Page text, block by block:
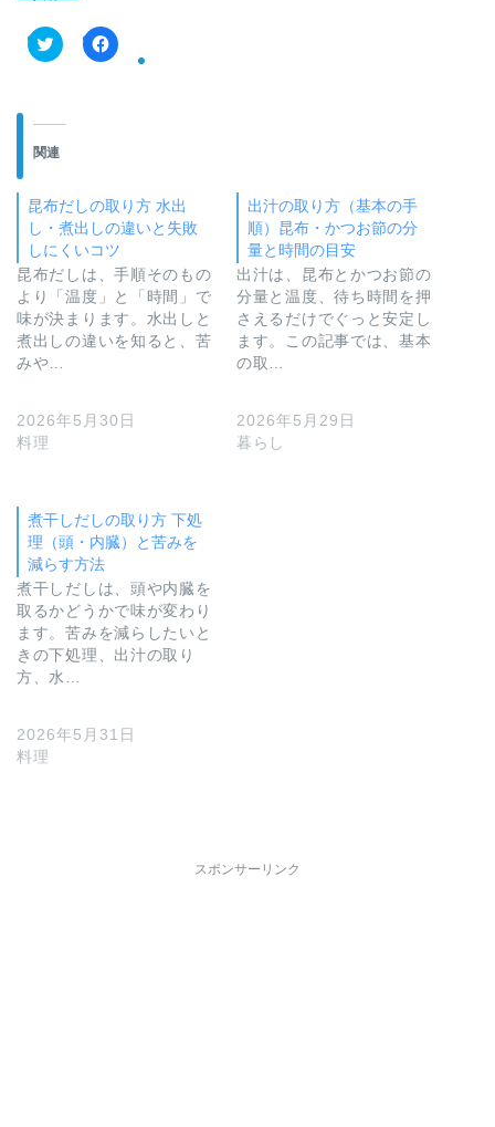
ク
T
w
t
e
r
で
共
有
(
新
し
い
ウ
ィ
ン
で
開
き
F
有
す
る
に
は
ク
リ
ッ
ク
し
て
(
新
ド
ウ
で
開
き
ま
す
)
関連
昆布だしの取り方 水出
し・煮出しの違いと失敗
しにくいコツ
昆布だしは、手順そのもの
より「温度」と「時間」で
味が決まります。水出しと
煮出しの違いを知ると、苦
みや…
2026年5月30日
料理
出汁の取り方（基本の手
順）昆布・かつお節の分
量と時間の目安
出汁は、昆布とかつお節の
分量と温度、待ち時間を押
さえるだけでぐっと安定し
ます。この記事では、基本
の取…
2026年5月29日
暮らし
煮干しだしの取り方 下処
理（頭・内臓）と苦みを
減らす方法
煮干しだしは、頭や内臓を
取るかどうかで味が変わり
ます。苦みを減らしたいと
きの下処理、出汁の取り
方、水…
2026年5月31日
料理
スポンサーリンク